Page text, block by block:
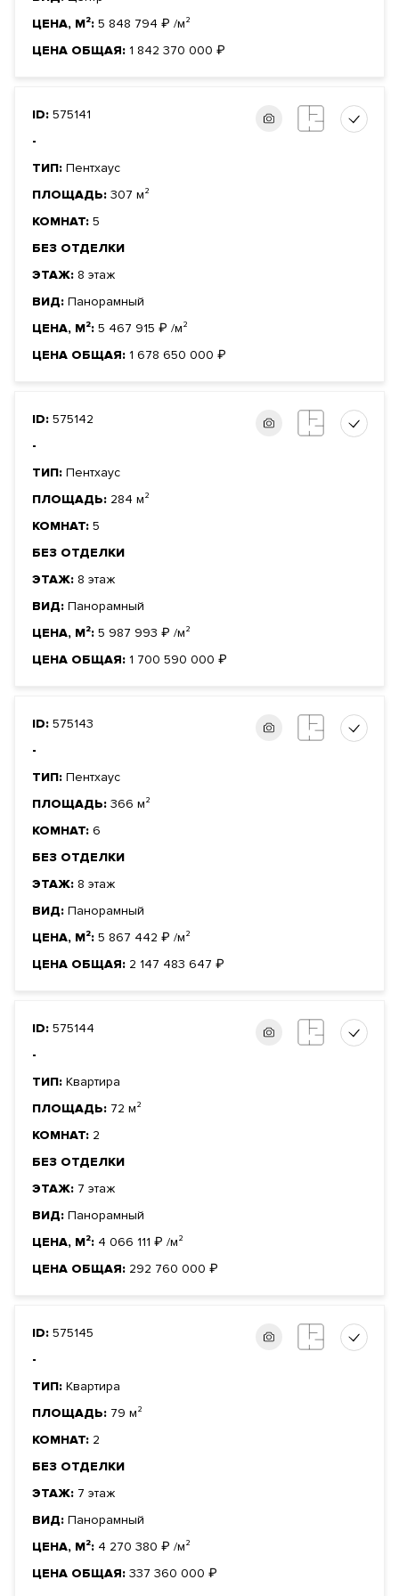
договору
Фонд Жилой
ЦЕНА, М²: 5 848 794 ₽ /м²
ЦЕНА ОБЩАЯ: 1 842 370 000 ₽
ID: 575141
-
ТИП: Пентхаус
ПЛОЩАДЬ: 307 м²
КОМНАТ: 5
БЕЗ ОТДЕЛКИ
ЭТАЖ: 8 этаж
ВИД: Панорамный
ЦЕНА, М²: 5 467 915 ₽ /м²
ЦЕНА ОБЩАЯ: 1 678 650 000 ₽
ID: 575142
-
ТИП: Пентхаус
ПЛОЩАДЬ: 284 м²
КОМНАТ: 5
БЕЗ ОТДЕЛКИ
ЭТАЖ: 8 этаж
ВИД: Панорамный
ЦЕНА, М²: 5 987 993 ₽ /м²
ЦЕНА ОБЩАЯ: 1 700 590 000 ₽
ID: 575143
-
ТИП: Пентхаус
ПЛОЩАДЬ: 366 м²
КОМНАТ: 6
БЕЗ ОТДЕЛКИ
ЭТАЖ: 8 этаж
ВИД: Панорамный
ЦЕНА, М²: 5 867 442 ₽ /м²
ЦЕНА ОБЩАЯ: 2 147 483 647 ₽
ID: 575144
-
ТИП: Квартира
ПЛОЩАДЬ: 72 м²
КОМНАТ: 2
БЕЗ ОТДЕЛКИ
ЭТАЖ: 7 этаж
ВИД: Панорамный
ЦЕНА, М²: 4 066 111 ₽ /м²
ЦЕНА ОБЩАЯ: 292 760 000 ₽
ID: 575145
-
ТИП: Квартира
ПЛОЩАДЬ: 79 м²
КОМНАТ: 2
БЕЗ ОТДЕЛКИ
ЭТАЖ: 7 этаж
ВИД: Панорамный
ЦЕНА, М²: 4 270 380 ₽ /м²
ЦЕНА ОБЩАЯ: 337 360 000 ₽